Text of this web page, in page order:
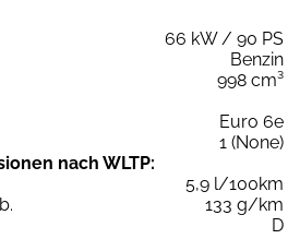
66 kW / 90 PS
Benzin
998 cm³
Euro 6e
1 (None)
nach WLTP:
5,9 l/100km
133 g/km
D